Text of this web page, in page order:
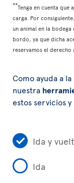
**Tenga en cuenta que
carga. Por
un animal en la
bordo, ya que dicha
reservamos el
Como ayuda a
nuestra
estos servicios
Ida y
Ida